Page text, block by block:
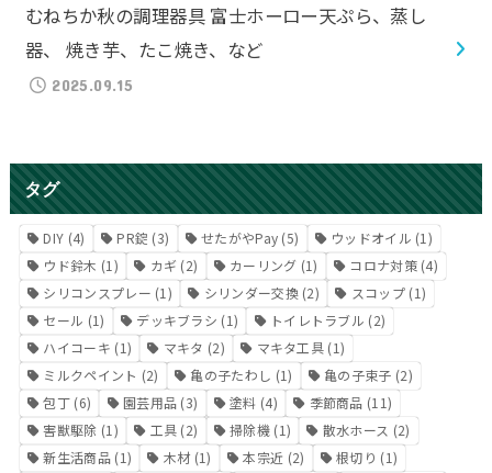
むねちか秋の調理器具 富士ホーロー天ぷら、蒸し
器、 焼き芋、たこ焼き、など
2025.09.15
タグ
DIY (4) PR錠 (3) せたがやPay (5) ウッドオイル (1)
ウド鈴木 (1) カギ (2) カーリング (1) コロナ対策(4)
シリコンスプレー (1) シリンダー交換(2) スコップ(1)
セール (1) デッキブラシ (1) トイレトラブル (2)
ハイコーキ (1) マキタ (2) マキタ工具 (1)
ミルクペイント (2) 亀の子たわし (1) 亀の子束子 (2)
包丁 (6) 園芸用品 (3) 塗料 (4) 季節商品 (11)
害獣駆除 (1) 工具 (2) 掃除機(1) 散水ホース (2)
新生活商品(1) 木材(1) 本宗近 (2) 根切り (1)